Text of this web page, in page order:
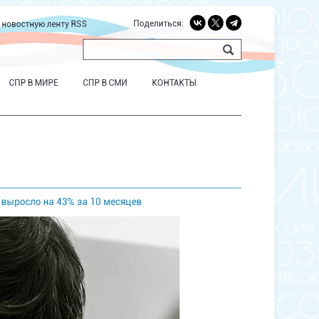
ленту RSS Поделиться:
СПР В МИРЕ СПР В СМИ КОНТАКТЫ
на 43% за 10 месяцев